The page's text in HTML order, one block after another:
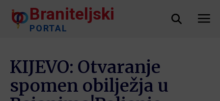
Braniteljski
PORTAL
KIJEVO: Otvaranje
spomen obilježja u